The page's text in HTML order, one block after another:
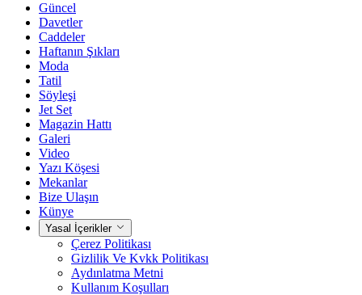
Güncel
Davetler
Caddeler
Haftanın Şıkları
Moda
Tatil
Söyleşi
Jet Set
Magazin Hattı
Galeri
Video
Yazı Köşesi
Mekanlar
Bize Ulaşın
Künye
Yasal İçerikler
Çerez Politikası
Gizlilik Ve Kvkk Politikası
Aydınlatma Metni
Kullanım Koşulları